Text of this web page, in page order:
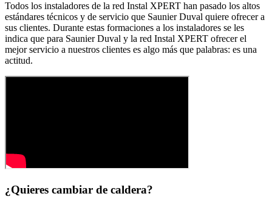
Todos los instaladores de la red Instal XPERT han pasado los altos
estándares técnicos y de servicio que Saunier Duval quiere ofrecer a
sus clientes. Durante estas formaciones a los instaladores se les
indica que para Saunier Duval y la red Instal XPERT ofrecer el
mejor servicio a nuestros clientes es algo más que palabras: es una
actitud.
¿Quieres cambiar de caldera?